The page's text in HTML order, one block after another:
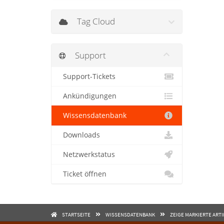
Tag Cloud
Support
Support-Tickets
Ankündigungen
Wissensdatenbank
Downloads
Netzwerkstatus
Ticket öffnen
STARTSEITE WISSENSDATENBANK ZEIGE MARKIERTE